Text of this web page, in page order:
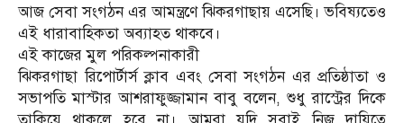
আজ সেবা সংগঠন এর আমন্ত্রণে ঝিকরগাছায় এসেছি। ভবিষ্যতেও
এই ধারাবাহিকতা অব্যাহত থাকবে।
এই কাজের মুল পরিকল্পনাকারী
ঝিকরগাছা রিপোর্টার্স ক্লাব এবং সেবা সংগঠন এর প্রতিষ্ঠাতা ও
সভাপতি মাস্টার আশরাফুজ্জামান বাবু বলেন, শুধু রাস্ট্রের দিকে